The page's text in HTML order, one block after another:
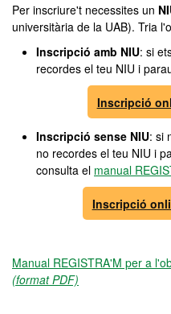
Per inscriure't necessites un
universitària de la UAB). Tria
Inscripció amb NIU: si
recordes el teu NIU i
Inscripció
Inscripció sense NIU: si
no recordes el teu NIU i
consulta el manual
Inscripció
Manual REGISTRA'M per a
(format PDF)